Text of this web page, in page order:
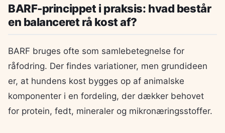
BARF-princippet i praksis: hvad består
en balanceret rå kost af?
BARF bruges ofte som samlebetegnelse for
råfodring. Der findes variationer, men grundideen
er, at hundens kost bygges op af animalske
komponenter i en fordeling, der dækker behovet
for protein, fedt, mineraler og mikronæringsstoffer.